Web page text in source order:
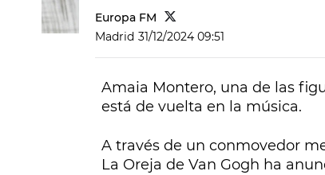
Europa FM
Madrid 31/12/2024 09:51
Amaia Montero, una de las
está de vuelta en la música.
A través de un conmovedor
La Oreja de Van Gogh ha